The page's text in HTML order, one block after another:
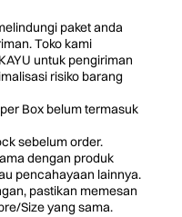
paket anda
Toko kami
untuk pengiriman
risiko barang
Box belum termasuk
sebelum order.
dengan produk
pencahayaan lainnya.
pastikan memesan
Size yang sama.